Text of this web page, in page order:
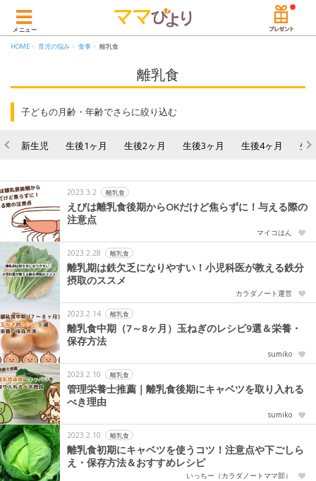
メニュー
HOME 育児の悩み 食事 離乳食
離乳食
子どもの月齢・年齢でさらに絞り込む
新生児 生後1ヶ月 生後2ヶ月 生後3ヶ月 生後4ヶ月 生
2023.3.2 離乳食
えびは離乳食後期からOKだけど焦らずに！与える際の
注意点
マイコはん
2023.2.28 離乳食
離乳期は鉄欠乏になりやすい！小児科医が教える鉄分
摂取のススメ
カラダノート運営
2023.2.14 離乳食
離乳食中期（7～8ヶ月）玉ねぎのレシピ9選＆栄養・
保存方法
sumiko
2023.2.10 離乳食
管理栄養士推薦｜離乳食後期にキャベツを取り入れる
べき理由
sumiko
2023.2.10 離乳食
離乳食初期にキャベツを使うコツ！注意点や下ごしら
え・保存方法＆おすすめレシピ
いっちー（カラダノートママ部）